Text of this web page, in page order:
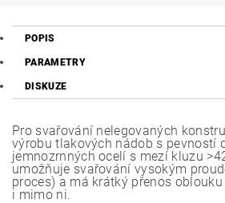
POPIS
PARAMETRY
DISKUZE
Pro svařování nelegovaných
výrobu tlakových nádob s pevností
jemnozrnných ocelí s mezí kluzu
umožňuje svařování vysokým
proces) a má krátký přenos
i mimo ni.